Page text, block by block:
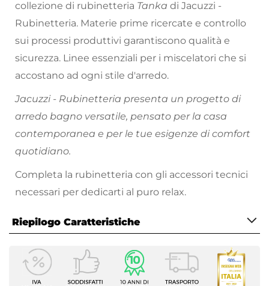
collezione di rubinetteria Tanka di Jacuzzi -
Rubinetteria. Materie prime ricercate e controllo
sui processi produttivi garantiscono qualità e
sicurezza. Linee essenziali per i miscelatori che si
accostano ad ogni stile d'arredo.
Jacuzzi - Rubinetteria presenta un progetto di
arredo bagno versatile, pensato per la casa
contemporanea e per le tue esigenze di comfort
quotidiano.
Completa la rubinetteria con gli accessori tecnici
necessari per dedicarti al puro relax.
Riepilogo Caratteristiche
Caratteristiche Generali
Tipologia Set